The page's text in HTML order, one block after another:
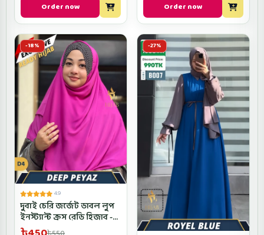
Order now
Order now
-18%
4.9
দুবাই চেরি জর্জেট ডাবল লুপ
ইনস্ট্যান্ট ক্রস রেডি হিজাব -
D4CROSRH- Deep Peyaz
-27%